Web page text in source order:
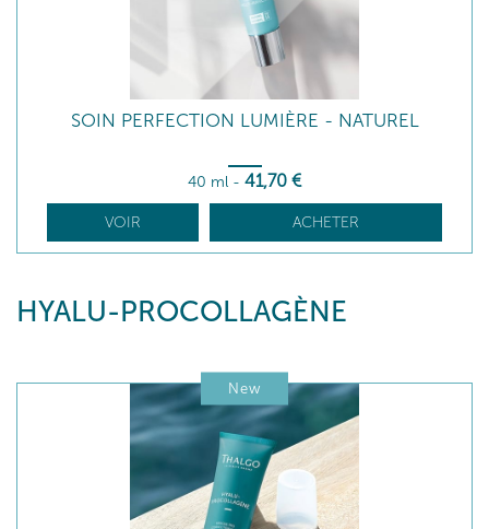
SOIN PERFECTION LUMIÈRE - NATUREL
40 ml - 41,70 €
VOIR ACHETER
HYALU-PROCOLLAGÈNE
New